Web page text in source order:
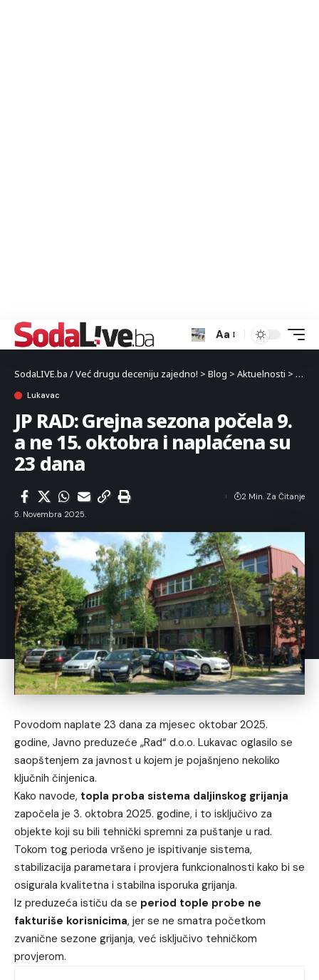
Aa
SodaLIVE.ba / Već drugu deceniju zajedno! > Blog > Aktuelnosti >
Lukavac
JP RAD: Grejna sezona počela 9.
a ne 15. oktobra i naplaćena su
23 dana
5. Novembra 2025.
2 Min. Za Čitanje
Povodom naplate 23 dana za mjesec oktobar 2025.
godine, Javno preduzeće „Rad“ d.o.o. Lukavac oglasilo se
saopštenjem za javnost u kojem je pojašnjeno nekoliko
ključnih činjenica.
Kako navode, topla proba sistema daljinskog grijanja
započela je 3. oktobra 2025. godine, i to isključivo za
objekte koji su bili tehnički spremni za puštanje u rad.
Tokom tog perioda vršeno je ispitivanje sistema,
stabilizacija parametara i provjera funkcionalnosti kako bi se
osigurala kvalitetna i stabilna isporuka grijanja.
Iz preduzeća ističu da se period tople probe ne
fakturiše korisnicima, jer se ne smatra početkom
zvanične sezone grijanja, već isključivo tehničkom
provjerom.